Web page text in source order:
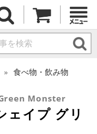
食べ物・飲み物
Monster
ェイプ グリ